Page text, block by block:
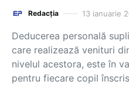
Redacția 13 ianuarie
Deducerea personală
care realizează venituri
nivelul acestora, este în
pentru fiecare copil